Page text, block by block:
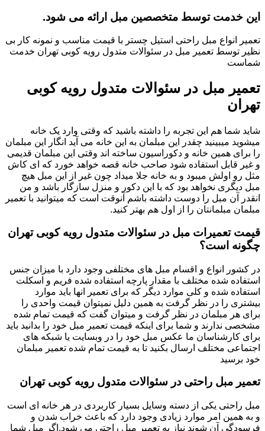
این خدمت توسط متخصصین مبل ارائه می شود.
تعمیر انواع مبل راحتی استیل چستر با قیمت مناسب و نمونه کار بی
نظیر توسط تعمیر مبل در سئوالات متدول رویه کوبی تهران خدمت
شماست
تعمیر مبل در سئوالات متدول رویه کوبی
تهران
شاید شما هم این تجربه را داشته باشید که وقتی وارد یک خانه
میشوید میبینید چقدر این مبلمان به این خانه می آید انگار این مبلمان
را برای همین خانه و دکوراسیون ساخته اند وقتی این مبلمان قدیمی
و غیر قابل استفاده شود صاحب خانه قصه خواهد خورد که ای کاش
مثل رو اولش میبود و به خانه جلا میداد چون غیر از این مبل هیچ
مبل دیگری نخواهد بود که با این دکور و منزل سازگار باشد و من
انقدر آن مبل را دوست داشته باشم آنوقت است که میتوانید با تعمیر
مبلمان مبلمانتان را از اول هم بهتر کنید.
قیمت تعمیرات مبل در سئوالات متدول رویه کوبی تهران
چگونه است؟
در کشور انواع و اقسام مبل های مختلفی وجود دارد با میزان جنس
استفاده شده مختلف با مقدار پارچه استفاده شده فریم و اسکلت
استفاده شده و کلی موارد دیگر که برای تعمیر انها باید موارد
بیشتری را در نظر گرفت به همین دلیل نمیتوان قیمت واحدی را
برای هر مبلمان در نظر گرفت و میتوان گفت که قیمت تمام شده
مشخصی ندارند و شما برای اینکه قیمت تعمیر مبل خود را بدانید باید
برای کارشناسان ما عکس مبل خود را در وبسایت یا شبکه های
اجتماعی مختلف ارسال بکنید تا به قیمت تمام شده تعمیر مبلمان
خود برسید
تعمیر مبل راحتی در سئوالات متدول رویه کوبی تهران
مبل راحتی یکی از دسته وسایل بسیار کاربردی در هر خانه ای است
و به همین امر موارد زیادی وجود دارد که باعث خراب شدن و
فرسودگی آن شوند نیاز به تعمیر مبل راحتی می شود.اگر مبل شما